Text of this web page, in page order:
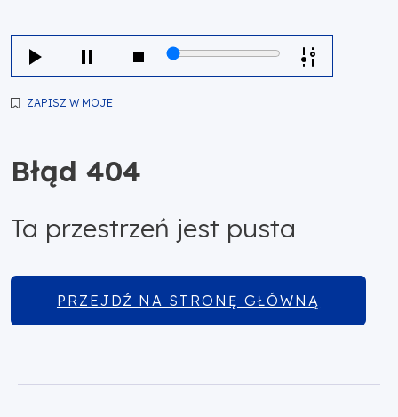
ZAPISZ W MOJE
Błąd 404
Ta przestrzeń jest pusta
PRZEJDŹ NA STRONĘ GŁÓWNĄ